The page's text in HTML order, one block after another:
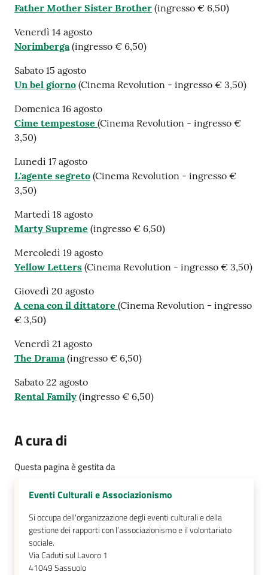
Father Mother Sister Brother (ingresso € 6,50)
Venerdì 14 agosto
Norimberga (ingresso € 6,50)
Sabato 15 agosto
Un bel giorno (Cinema Revolution - ingresso € 3,50)
Domenica 16 agosto
Cime tempestose (Cinema Revolution - ingresso €
3,50)
Lunedì 17 agosto
L'agente segreto (Cinema Revolution - ingresso €
3,50)
Martedì 18 agosto
Marty Supreme (ingresso € 6,50)
Mercoledì 19 agosto
Yellow Letters (Cinema Revolution - ingresso € 3,50)
Giovedì 20 agosto
A cena con il dittatore (Cinema Revolution - ingresso
€ 3,50)
Venerdì 21 agosto
The Drama (ingresso € 6,50)
Sabato 22 agosto
Rental Family (ingresso € 6,50)
A cura di
Questa pagina è gestita da
Eventi Culturali e Associazionismo
Si occupa dell'organizzazione degli eventi culturali e della
gestione dei rapporti con l’associazionismo e il volontariato
sociale.
Via Caduti sul Lavoro 1
41049Sassuolo